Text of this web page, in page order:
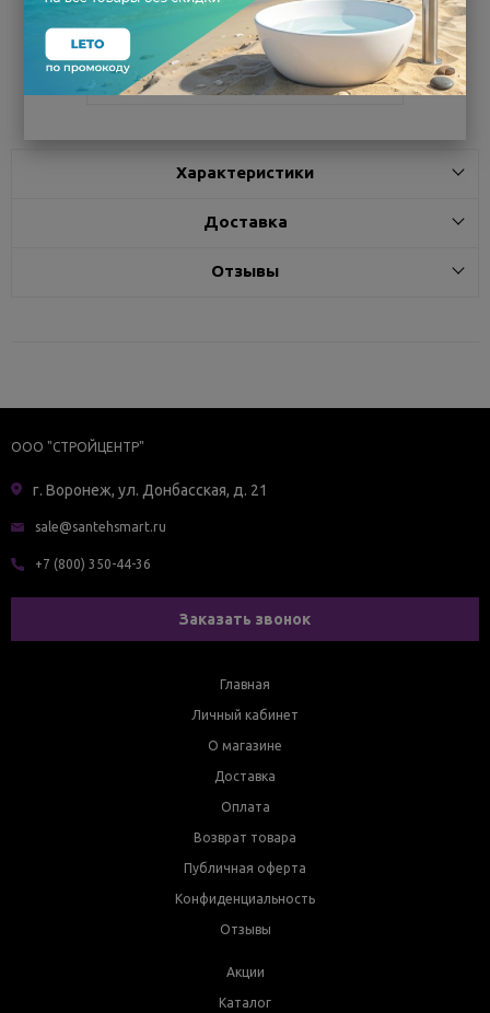
под заказ
Поделиться
Характеристики
Доставка
Отзывы
ООО "СТРОЙЦЕНТР"
г. Воронеж, ул. Донбасская, д. 21
sale@santehsmart.ru
+7 (800) 350-44-36
Заказать звонок
Главная
Личный кабинет
О магазине
Доставка
Оплата
Возврат товара
Публичная оферта
Конфиденциальность
Отзывы
Акции
Каталог